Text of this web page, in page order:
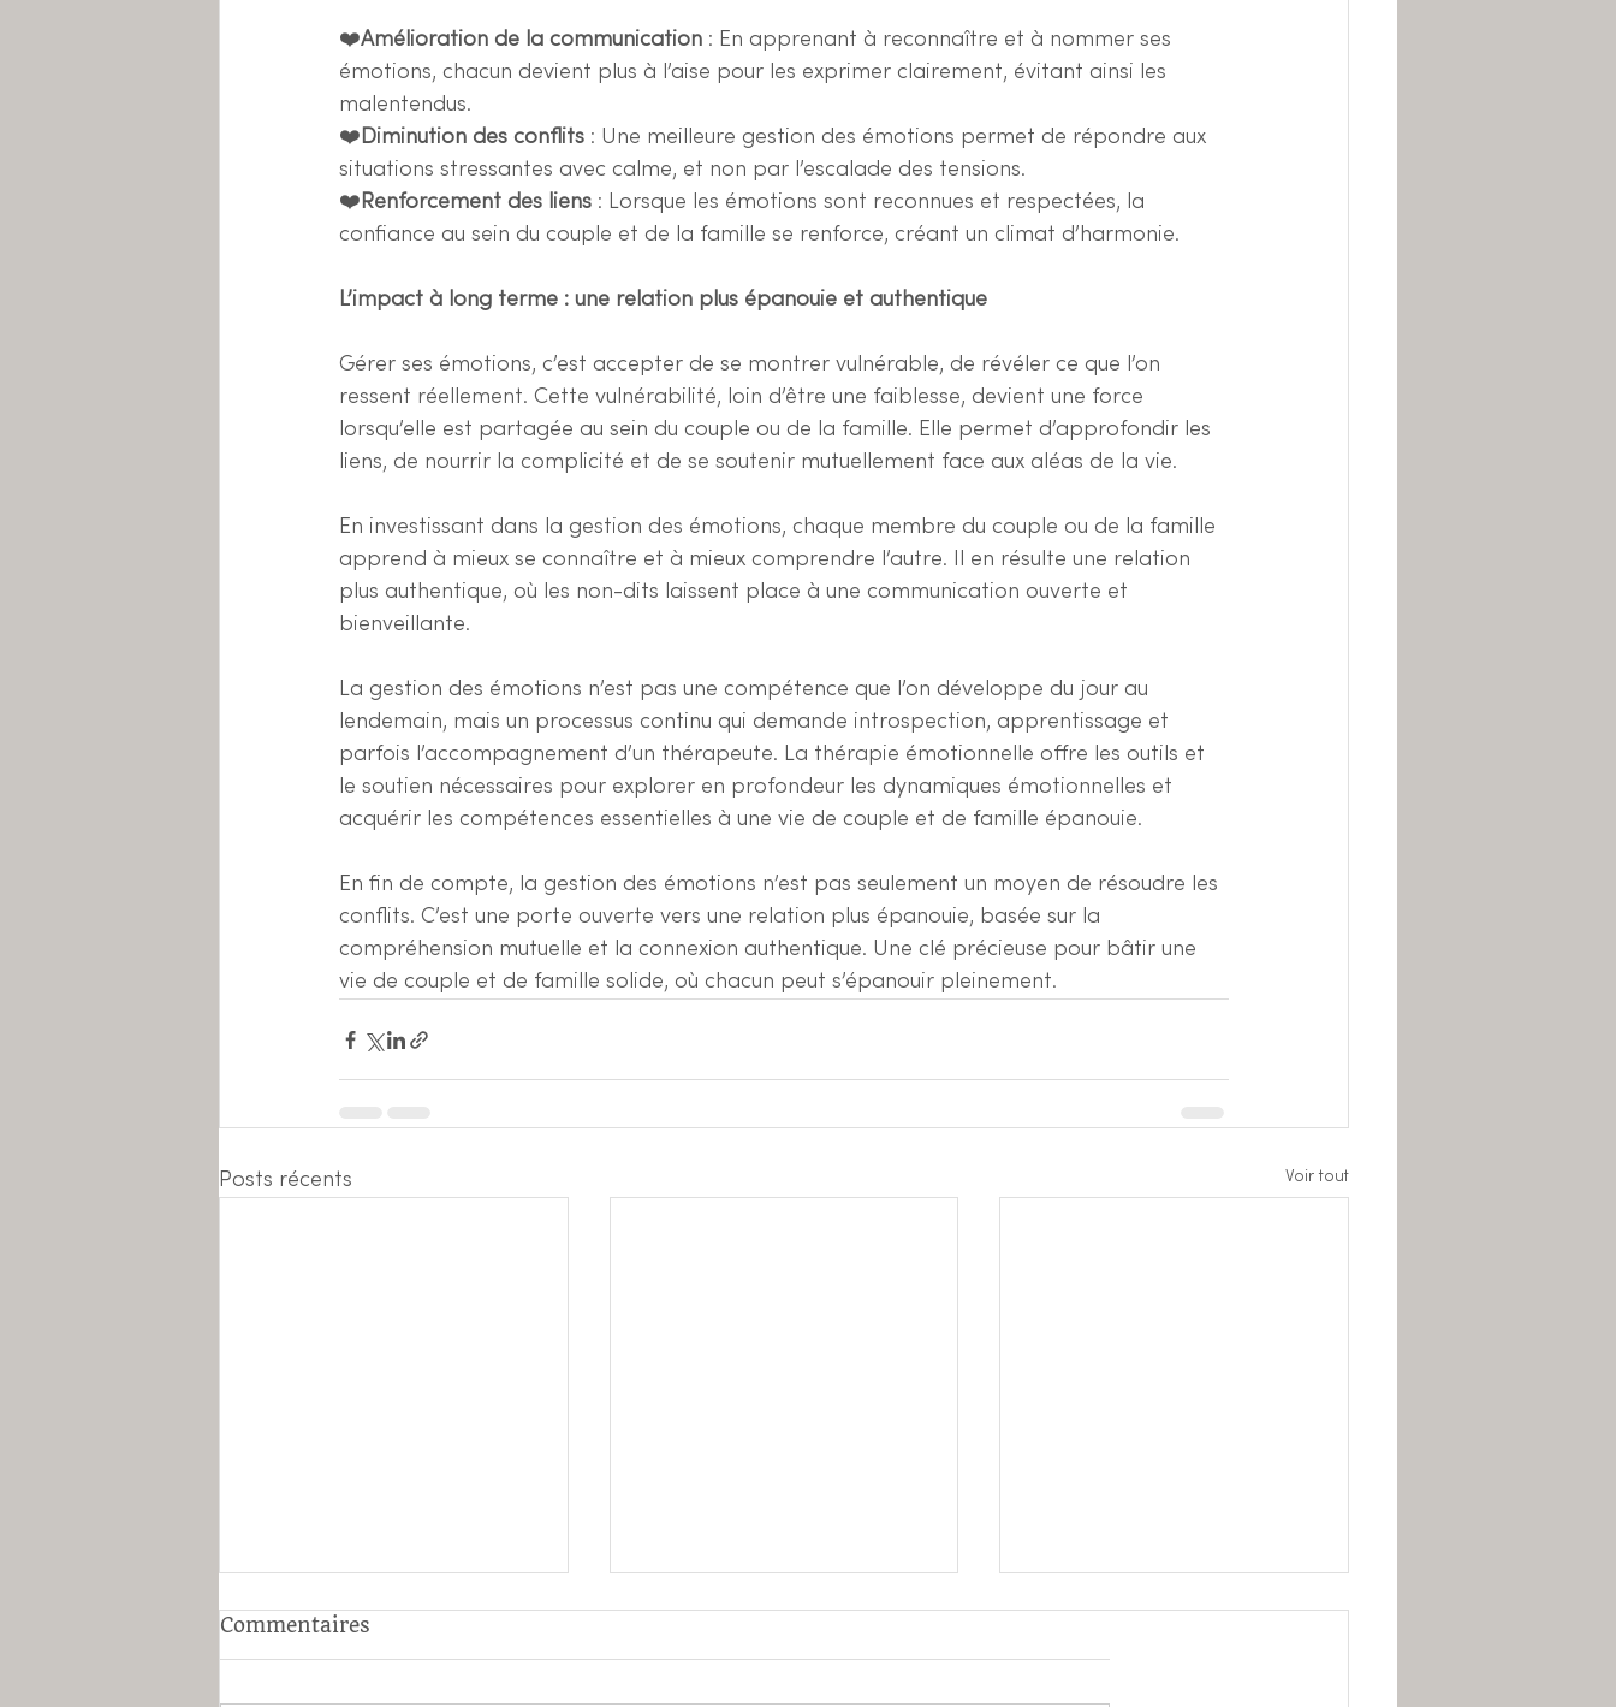
❤️Amélioration de la communication : En apprenant à reconnaître et à nommer ses
émotions, chacun devient plus à l’aise pour les exprimer clairement, évitant ainsi les
malentendus.
❤️ Diminution des conflits : Une meilleure gestion des émotions permet de répondre aux
situations stressantes avec calme, et non par l’escalade des tensions.
❤️ Renforcement des liens : Lorsque les émotions sont reconnues et respectées, la
confiance au sein du couple et de la famille se renforce, créant un climat d’harmonie.
L’impact à long terme : une relation plus épanouie et authentique
Gérer ses émotions, c’est accepter de se montrer vulnérable, de révéler ce que l’on
ressent réellement. Cette vulnérabilité, loin d’être une faiblesse, devient une force
lorsqu’elle est partagée au sein du couple ou de la famille. Elle permet d’approfondir les
liens, de nourrir la complicité et de se soutenir mutuellement face aux aléas de la vie.
En investissant dans la gestion des émotions, chaque membre du couple ou de la famille
apprend à mieux se connaître et à mieux comprendre l’autre. Il en résulte une relation
plus authentique, où les non-dits laissent place à une communication ouverte et
bienveillante.
La gestion des émotions n’est pas une compétence que l’on développe du jour au
lendemain, mais un processus continu qui demande introspection, apprentissage et
parfois l’accompagnement d’un thérapeute. La thérapie émotionnelle offre les outils et
le soutien nécessaires pour explorer en profondeur les dynamiques émotionnelles et
acquérir les compétences essentielles à une vie de couple et de famille épanouie.
En fin de compte, la gestion des émotions n’est pas seulement un moyen de résoudre les
conflits. C’est une porte ouverte vers une relation plus épanouie, basée sur la
compréhension mutuelle et la connexion authentique. Une clé précieuse pour bâtir une
vie de couple et de famille solide, où chacun peut s’épanouir pleinement.
Posts récents Voir tout
Commentaires